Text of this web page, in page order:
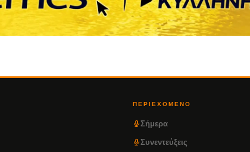
ΠΕΡΙΕΧΌΜΕΝΟ
Σήμερα
Συνεντεύξεις